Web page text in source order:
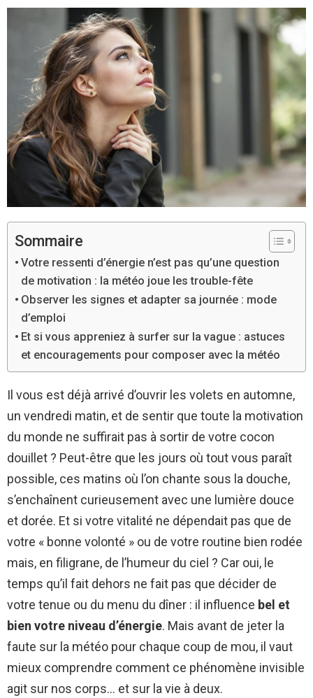
Sommaire
Votre ressenti d’énergie n’est pas qu’une question
de motivation : la météo joue les trouble-fête
Observer les signes et adapter sa journée : mode
d’emploi
Et si vous appreniez à surfer sur la vague : astuces
et encouragements pour composer avec la météo
Il vous est déjà arrivé d’ouvrir les volets en automne,
un vendredi matin, et de sentir que toute la motivation
du monde ne suffirait pas à sortir de votre cocon
douillet ? Peut-être que les jours où tout vous paraît
possible, ces matins où l’on chante sous la douche,
s’enchaînent curieusement avec une lumière douce
et dorée. Et si votre vitalité ne dépendait pas que de
votre « bonne volonté » ou de votre routine bien rodée
mais, en filigrane, de l’humeur du ciel ? Car oui, le
temps qu’il fait dehors ne fait pas que décider de
votre tenue ou du menu du dîner : il influence bel et
bien votre niveau d’énergie. Mais avant de jeter la
faute sur la météo pour chaque coup de mou, il vaut
mieux comprendre comment ce phénomène invisible
agit sur nos corps… et sur la vie à deux.